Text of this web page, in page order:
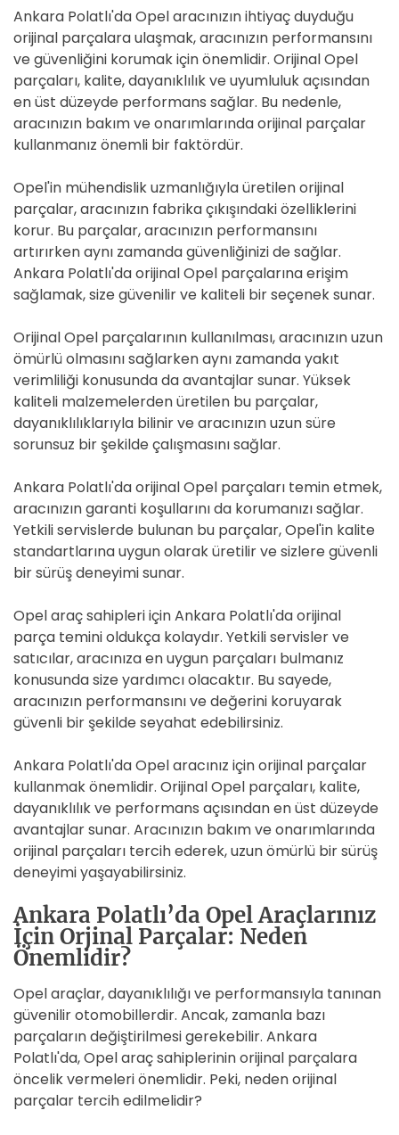
Ankara Polatlı'da Opel aracınızın ihtiyaç duyduğu
orijinal parçalara ulaşmak, aracınızın performansını
ve güvenliğini korumak için önemlidir. Orijinal Opel
parçaları, kalite, dayanıklılık ve uyumluluk açısından
en üst düzeyde performans sağlar. Bu nedenle,
aracınızın bakım ve onarımlarında orijinal parçalar
kullanmanız önemli bir faktördür.
Opel'in mühendislik uzmanlığıyla üretilen orijinal
parçalar, aracınızın fabrika çıkışındaki özelliklerini
korur. Bu parçalar, aracınızın performansını
artırırken aynı zamanda güvenliğinizi de sağlar.
Ankara Polatlı'da orijinal Opel parçalarına erişim
sağlamak, size güvenilir ve kaliteli bir seçenek sunar.
Orijinal Opel parçalarının kullanılması, aracınızın uzun
ömürlü olmasını sağlarken aynı zamanda yakıt
verimliliği konusunda da avantajlar sunar. Yüksek
kaliteli malzemelerden üretilen bu parçalar,
dayanıklılıklarıyla bilinir ve aracınızın uzun süre
sorunsuz bir şekilde çalışmasını sağlar.
Ankara Polatlı'da orijinal Opel parçaları temin etmek,
aracınızın garanti koşullarını da korumanızı sağlar.
Yetkili servislerde bulunan bu parçalar, Opel'in kalite
standartlarına uygun olarak üretilir ve sizlere güvenli
bir sürüş deneyimi sunar.
Opel araç sahipleri için Ankara Polatlı'da orijinal
parça temini oldukça kolaydır. Yetkili servisler ve
satıcılar, aracınıza en uygun parçaları bulmanız
konusunda size yardımcı olacaktır. Bu sayede,
aracınızın performansını ve değerini koruyarak
güvenli bir şekilde seyahat edebilirsiniz.
Ankara Polatlı'da Opel aracınız için orijinal parçalar
kullanmak önemlidir. Orijinal Opel parçaları, kalite,
dayanıklılık ve performans açısından en üst düzeyde
avantajlar sunar. Aracınızın bakım ve onarımlarında
orijinal parçaları tercih ederek, uzun ömürlü bir sürüş
deneyimi yaşayabilirsiniz.
Ankara Polatlı’da Opel Araçlarınız
İçin Orjinal Parçalar: Neden
Önemlidir?
Opel araçlar, dayanıklılığı ve performansıyla tanınan
güvenilir otomobillerdir. Ancak, zamanla bazı
parçaların değiştirilmesi gerekebilir. Ankara
Polatlı'da, Opel araç sahiplerinin orijinal parçalara
öncelik vermeleri önemlidir. Peki, neden orijinal
parçalar tercih edilmelidir?